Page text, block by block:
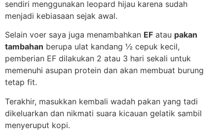
sendiri menggunakan leopard hijau karena sudah
menjadi kebiasaan sejak awal.
Selain voer saya juga menambahkan EF atau pakan
tambahan berupa ulat kandang ½ cepuk kecil,
pemberian EF dilakukan 2 atau 3 hari sekali untuk
memenuhi asupan protein dan akan membuat burung
tetap fit.
Terakhir, masukkan kembali wadah pakan yang tadi
dikeluarkan dan nikmati suara kicauan gelatik sambil
menyeruput kopi.